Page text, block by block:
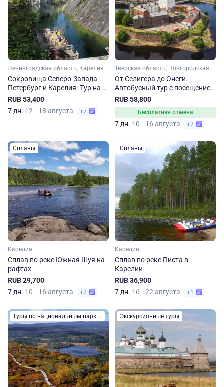
Ленинградская область, Карелия
Сокровища Северо-Запада:
Петербург и Карелия. Тур на 7
дней
RUB 53,400
7 дн. 12—18 августа +7
Тверская область, Новгородская область, Ленинградская область, Карелия, Серебряное кольцо
От Селигера до Онеги.
Автобусный тур с посещением
Выборга и Карелии
RUB 58,800
Бесплатная отмена
7 дн. 10—16 августа +2
Сплавы
Карелия
Сплав по реке Южная Шуя на
рафтах
RUB 29,700
7 дн. 10—16 августа +2
Сплавы
Карелия
Сплав по реке Писта в
Карелии
RUB 36,900
7 дн. 16—22 августа +1
Туры по национальным паркам Экскурсионные туры